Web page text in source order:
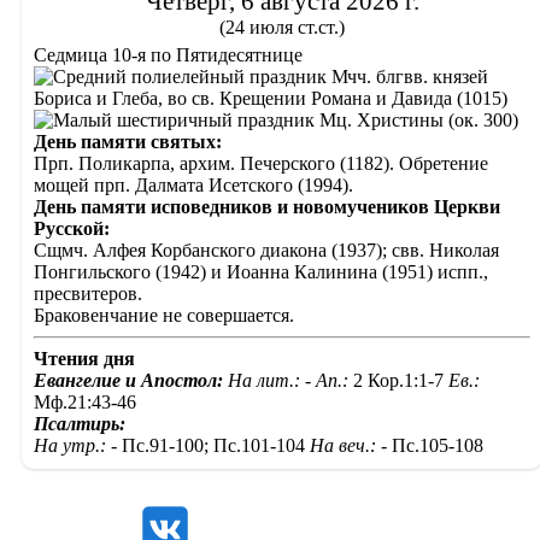
(24 июля ст.ст.)
Седмица 10-я по Пятидесятнице
Мчч. блгвв. князей
Бориса и Глеба, во св. Крещении Романа и Давида (1015)
Мц. Христины (ок. 300)
День памяти святых:
Прп. Поликарпа, архим. Печерского (1182). Обретение
мощей прп. Далмата Исетского (1994).
День памяти исповедников и новомучеников Церкви
Русской:
Сщмч. Алфея Корбанского диакона (1937); свв. Николая
Понгильского (1942) и Иоанна Калинина (1951) испп.,
пресвитеров.
Браковенчание не совершается.
Чтения дня
Евангелие и Апостол: На лит.: - Ап.: 2 Кор.1:1-7 Ев.:
Мф.21:43-46
Псалтирь:
На утр.: - Пс.91-100; Пс.101-104 На веч.: - Пс.105-108